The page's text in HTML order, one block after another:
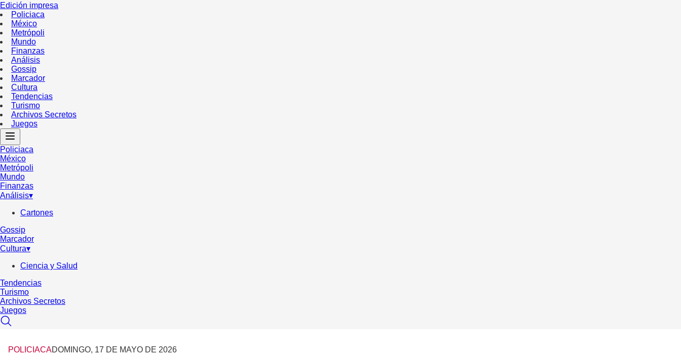
Edición impresa
Policiaca
México
Metrópoli
Mundo
Finanzas
Análisis
Gossip
Marcador
Cultura
Tendencias
Turismo
Archivos Secretos
Juegos
Policiaca
México
Metrópoli
Mundo
Finanzas
Análisis▾
Cartones
Gossip
Marcador
Cultura▾
Ciencia y Salud
Tendencias
Turismo
Archivos Secretos
Juegos
POLICIACADOMINGO, 17 DE MAYO DE 2026